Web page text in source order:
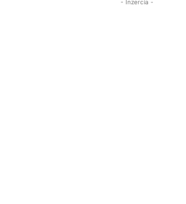
- Inzercia -